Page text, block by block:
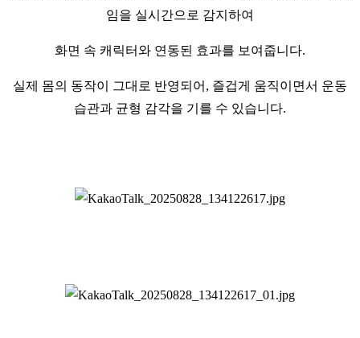
임을 실시간으로 감지하여
화면 속 캐릭터와 연동된 효과를 보여줍니다.
실제 몸의 동작이 그대로 반영되어, 즐겁게 움직이면서 운동
습관과 균형 감각을 기를 수 있습니다.